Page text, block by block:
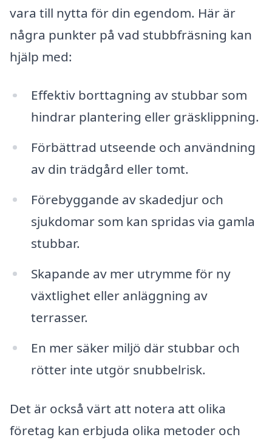
vara till nytta för din egendom. Här är
några punkter på vad stubbfräsning kan
hjälp med:
Effektiv borttagning av stubbar som
hindrar plantering eller gräsklippning.
Förbättrad utseende och användning
av din trädgård eller tomt.
Förebyggande av skadedjur och
sjukdomar som kan spridas via gamla
stubbar.
Skapande av mer utrymme för ny
växtlighet eller anläggning av
terrasser.
En mer säker miljö där stubbar och
rötter inte utgör snubbelrisk.
Det är också värt att notera att olika
företag kan erbjuda olika metoder och